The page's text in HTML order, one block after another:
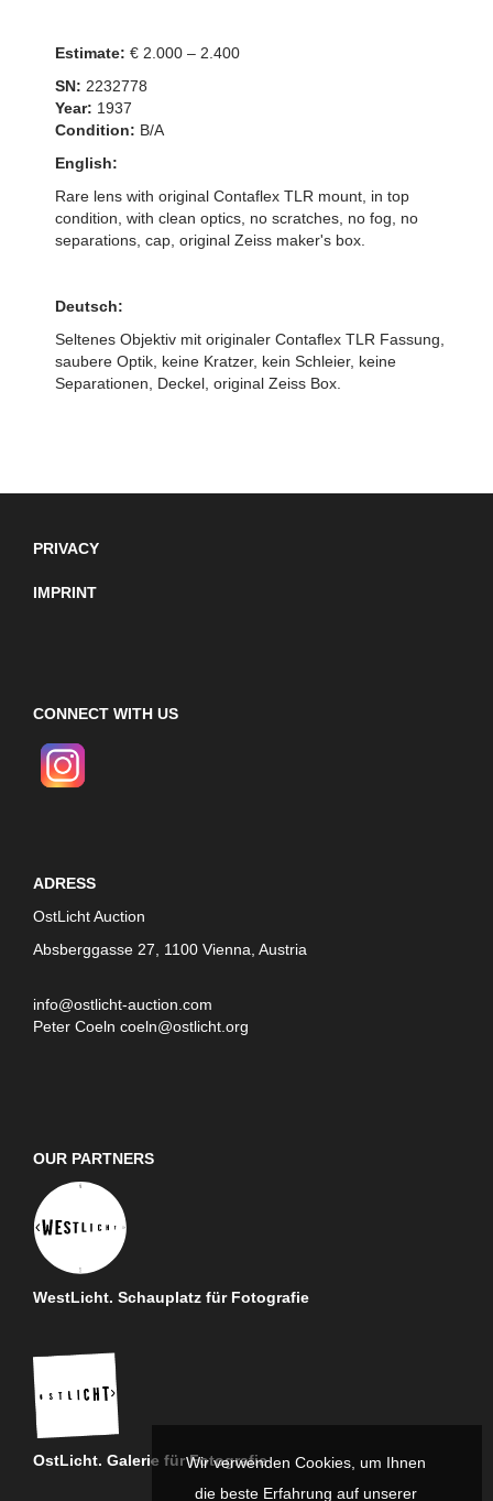
Estimate: € 2.000 – 2.400
SN: 2232778
Year: 1937
Condition: B/A
English:
Rare lens with original Contaflex TLR mount, in top
condition, with clean optics, no scratches, no fog, no
separations, cap, original Zeiss maker's box.
Deutsch:
Seltenes Objektiv mit originaler Contaflex TLR Fassung,
saubere Optik, keine Kratzer, kein Schleier, keine
Separationen, Deckel, original Zeiss Box.
PRIVACY
IMPRINT
CONNECT WITH US
ADRESS
OstLicht Auction
Absberggasse 27, 1100 Vienna, Austria
info@ostlicht-auction.com
Peter Coeln coeln@ostlicht.org
OUR PARTNERS
WestLicht. Schauplatz für Fotografie
OstLicht. Galerie für FotografieWir verwenden Cookies, um Ihnen
die beste Erfahrung auf unserer